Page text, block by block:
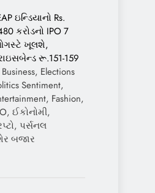
ઇન્ડિયાનો Rs.
કરોડનો IPO 7
ખૂલશે,
રૂ.151-159
Elections
Sentiment,
Fashion,
ઈકોનોમી,
પર્સનલ
બજાર